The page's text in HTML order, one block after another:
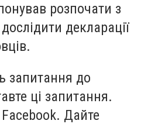
розпочати з
декларації
запитання до
ці запитання.
Дайте